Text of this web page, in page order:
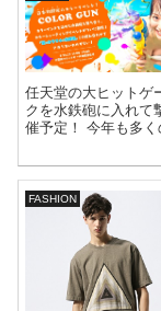
任天堂の大ヒットゲ
クを水鉄砲に入れて
催予定！ 今年も多
FASHION